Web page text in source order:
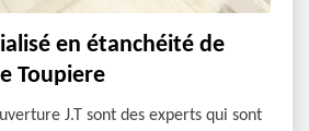
en étanchéité de
Toupiere
J.T sont des experts qui sont